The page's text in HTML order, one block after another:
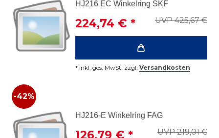
HJ216 EC Winkelring SKF
UVP 425,67 €
224,74 € *
* inkl. ges. MwSt. zzgl. Versandkosten
-42%
HJ216-E Winkelring FAG
UVP 219,01 €
126,79 € *